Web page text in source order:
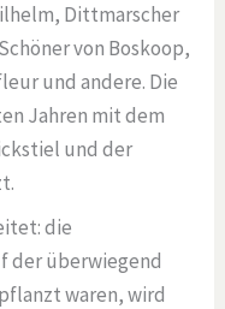
Dittmarscher
von Boskoop,
und andere. Die
Jahren mit dem
und der
die
der überwiegend
waren, wird